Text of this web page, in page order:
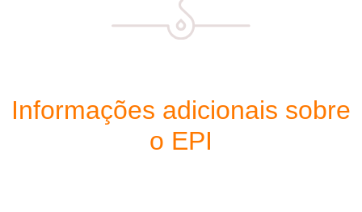
Informações adicionais sobre
o EPI